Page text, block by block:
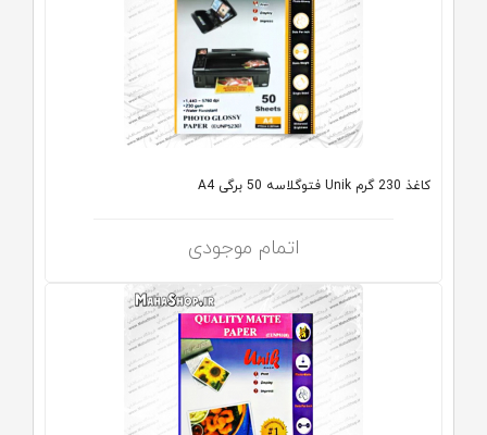
کاغذ 230 گرم Unik فتوگلاسه 50 برگی A4
اتمام موجودی